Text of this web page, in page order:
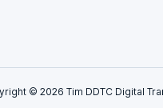
© 2026 Tim DDTC Digital